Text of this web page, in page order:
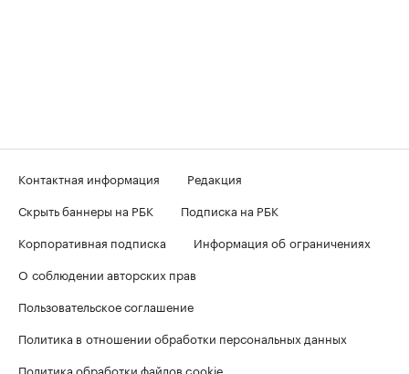
Контактная информация
Редакция
Скрыть баннеры на РБК
Подписка на РБК
Корпоративная подписка
Информация об ограничениях
О соблюдении авторских прав
Пользовательское соглашение
Политика в отношении обработки персональных данных
Политика обработки файлов cookie